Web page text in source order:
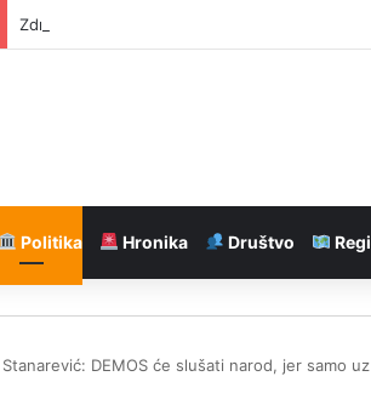
Zdrav doručak po preporuci doktorke sa
Politika Hronika Društvo
DEMOS će slušati narod, jer samo